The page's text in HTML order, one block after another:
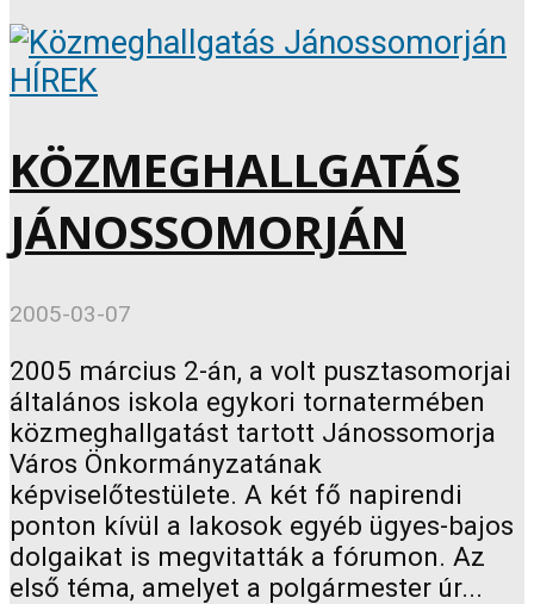
HÍREK
KÖZMEGHALLGATÁS
JÁNOSSOMORJÁN
2005-03-07
2005 március 2-án, a volt pusztasomorjai
általános iskola egykori tornatermében
közmeghallgatást tartott Jánossomorja
Város Önkormányzatának
képviselőtestülete. A két fő napirendi
ponton kívül a lakosok egyéb ügyes-bajos
dolgaikat is megvitatták a fórumon. Az
első téma, amelyet a polgármester úr...